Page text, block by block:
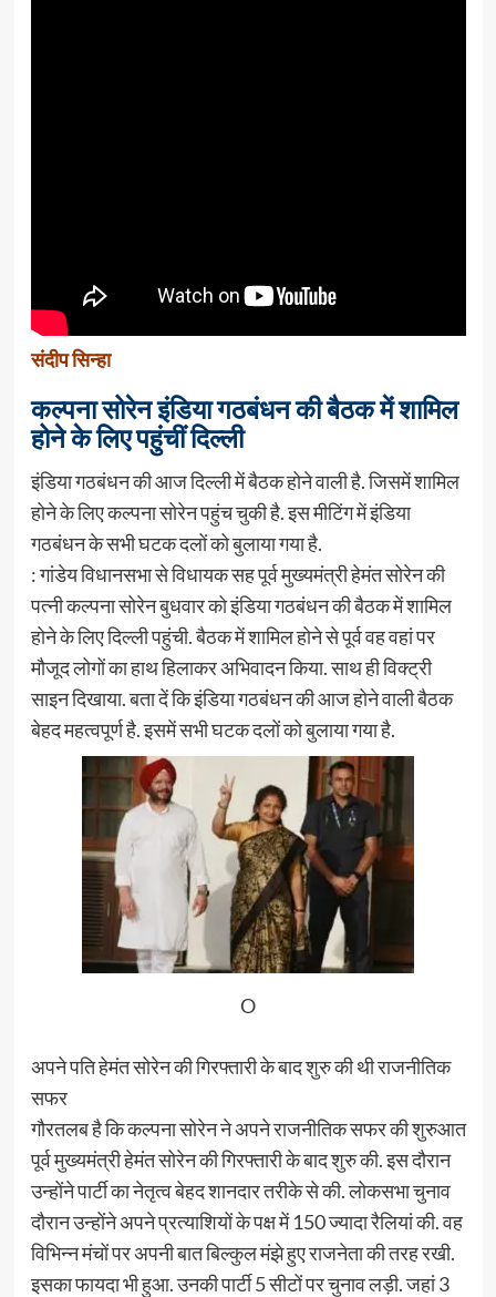
संदीप सिन्हा
कल्पना सोरेन इंडिया गठबंधन की बैठक में शामिल
होने के लिए पहुंचीं दिल्ली
इंडिया गठबंधन की आज दिल्ली में बैठक होने वाली है. जिसमें शामिल
होने के लिए कल्पना सोरेन पहुंच चुकी है. इस मीटिंग में इंडिया
गठबंधन के सभी घटक दलों को बुलाया गया है.
: गांडेय विधानसभा से विधायक सह पूर्व मुख्यमंत्री हेमंत सोरेन की
पत्नी कल्पना सोरेन बुधवार को इंडिया गठबंधन की बैठक में शामिल
होने के लिए दिल्ली पहुंची. बैठक में शामिल होने से पूर्व वह वहां पर
मौजूद लोगों का हाथ हिलाकर अभिवादन किया. साथ ही विक्ट्री
साइन दिखाया. बता दें कि इंडिया गठबंधन की आज होने वाली बैठक
बेहद महत्वपूर्ण है. इसमें सभी घटक दलों को बुलाया गया है.
O
अपने पति हेमंत सोरेन की गिरफ्तारी के बाद शुरु की थी राजनीतिक
सफर
गौरतलब है कि कल्पना सोरेन ने अपने राजनीतिक सफर की शुरुआत
पूर्व मुख्यमंत्री हेमंत सोरेन की गिरफ्तारी के बाद शुरु की. इस दौरान
उन्होंने पार्टी का नेतृत्व बेहद शानदार तरीके से की. लोकसभा चुनाव
दौरान उन्होंने अपने प्रत्याशियों के पक्ष में 150 ज्यादा रैलियां की. वह
विभिन्न मंचों पर अपनी बात बिल्कुल मंझे हुए राजनेता की तरह रखी.
इसका फायदा भी हुआ. उनकी पार्टी 5 सीटों पर चुनाव लड़ी. जहां 3